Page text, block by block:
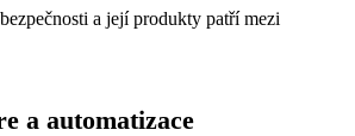
a její produkty patří mezi
a automatizace